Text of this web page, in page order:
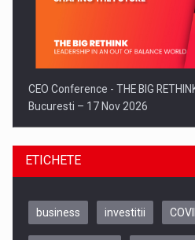
CEO Conference - THE BIG
Bucuresti – 17 Nov 2026
ETICHETE
business investitii